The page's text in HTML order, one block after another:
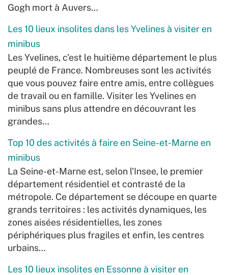
Gogh mort à Auvers…
Les 10 lieux insolites dans les Yvelines à visiter en
minibus
Les Yvelines, c’est le huitième département le plus
peuplé de France. Nombreuses sont les activités
que vous pouvez faire entre amis, entre collègues
de travail ou en famille. Visiter les Yvelines en
minibus sans plus attendre en découvrant les
grandes…
Top 10 des activités à faire en Seine-et-Marne en
minibus
La Seine-et-Marne est, selon l'Insee, le premier
département résidentiel et contrasté de la
métropole. Ce département se découpe en quarte
grands territoires : les activités dynamiques, les
zones aisées résidentielles, les zones
périphériques plus fragiles et enfin, les centres
urbains…
Les 10 lieux insolites en Essonne à visiter en